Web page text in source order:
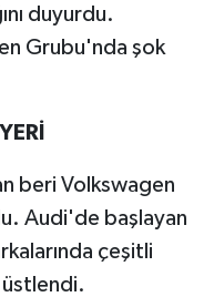
duyurdu.
Grubu'nda şok
beri Volkswagen
Audi'de başlayan
çeşitli